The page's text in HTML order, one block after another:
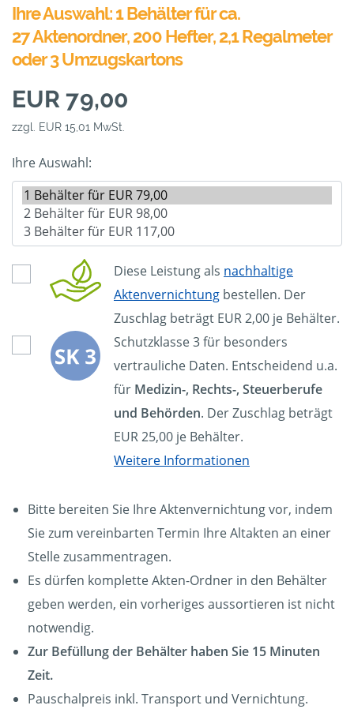
Ihre Auswahl: 1 Behälter für ca.
27 Aktenordner, 200 Hefter, 2,1 Regalmeter
oder 3 Umzugskartons
EUR 79,00
zzgl. EUR 15,01 MwSt.
Ihre Auswahl:
Diese Leistung als nachhaltige
Aktenvernichtung bestellen. Der
Zuschlag beträgt EUR 2,00 je Behälter.
Schutzklasse 3 für besonders
vertrauliche Daten. Entscheidend u.a.
für Medizin-, Rechts-, Steuerberufe
und Behörden. Der Zuschlag beträgt
EUR 25,00 je Behälter.
Weitere Informationen
Bitte bereiten Sie Ihre Aktenvernichtung vor, indem
Sie zum vereinbarten Termin Ihre Altakten an einer
Stelle zusammentragen.
Es dürfen komplette Akten-Ordner in den Behälter
geben werden, ein vorheriges aussortieren ist nicht
notwendig.
Zur Befüllung der Behälter haben Sie 15 Minuten
Zeit.
Pauschalpreis inkl. Transport und Vernichtung.